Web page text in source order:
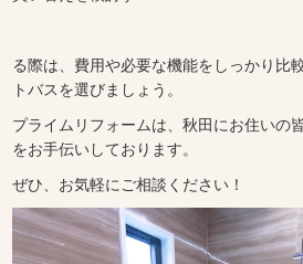
る際は、費用や必要な機能をしっかり比
トバスを選びましょう。
プライムリフォームは、秋田にお住いの
をお手伝いしております。
ぜひ、お気軽にご相談ください！